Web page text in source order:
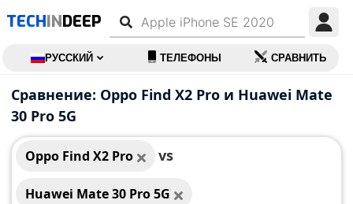
TECHINDEEP
РУССКИЙ ТЕЛЕФОНЫ СРАВНИТЬ
Сравнение: Oppo Find X2 Pro и Huawei Mate
30 Pro 5G
Oppo Find X2 Pro vs
Huawei Mate 30 Pro 5G
Oppo Find X2 Pro
Huawei Mate 30 Pro
5G